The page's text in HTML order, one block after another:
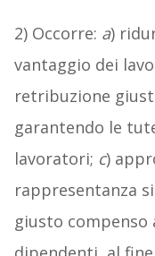
2) Occorre: a)
vantaggio dei
retribuzione
garantendo le
lavoratori; c)
rappresentanza
giusto